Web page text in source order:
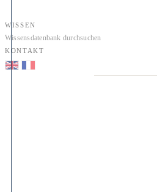
WISSEN
Wissensdatenbank durchsuchen
KONTAKT